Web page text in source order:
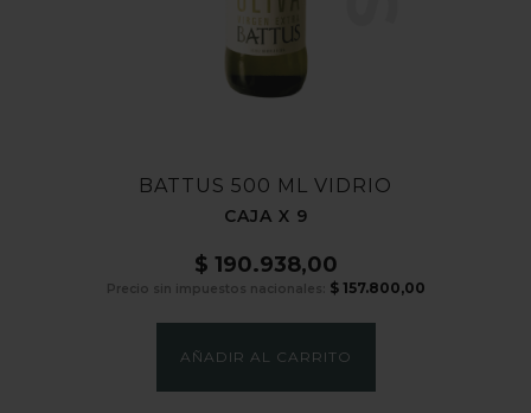
BATTUS 500 ML VIDRIO
CAJA X 9
$ 190.938,00
Precio sin impuestos nacionales: $157.800,00
AÑADIR AL CARRITO